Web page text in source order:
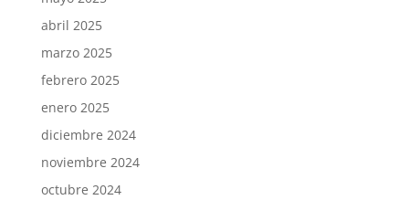
abril 2025
marzo 2025
febrero 2025
enero 2025
diciembre 2024
noviembre 2024
octubre 2024